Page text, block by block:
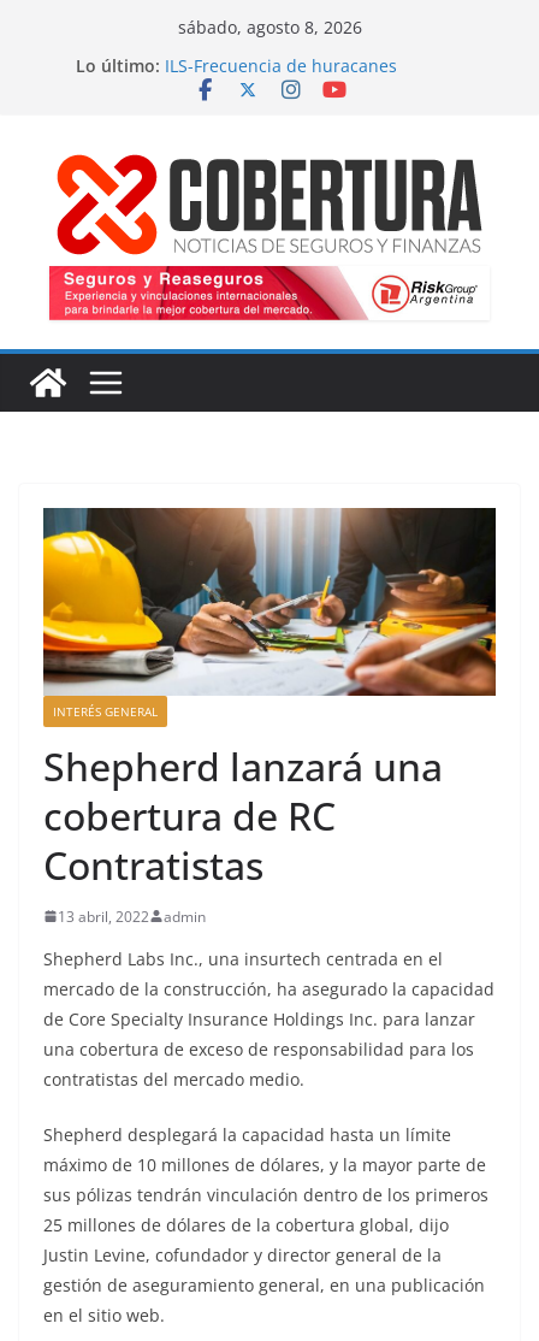
sábado, agosto 8, 2026
Lo último: ILS-Frecuencia de huracanes
Seguro marítimo-Presiones cruzadas
Fitch-Impulso a la innovación
INTERÉS GENERAL
Shepherd lanzará una
cobertura de RC
Contratistas
13 abril, 2022 admin
Shepherd Labs Inc., una insurtech centrada en el
mercado de la construcción, ha asegurado la capacidad
de Core Specialty Insurance Holdings Inc. para lanzar
una cobertura de exceso de responsabilidad para los
contratistas del mercado medio.
Shepherd desplegará la capacidad hasta un límite
máximo de 10 millones de dólares, y la mayor parte de
sus pólizas tendrán vinculación dentro de los primeros
25 millones de dólares de la cobertura global, dijo
Justin Levine, cofundador y director general de la
gestión de aseguramiento general, en una publicación
en el sitio web.